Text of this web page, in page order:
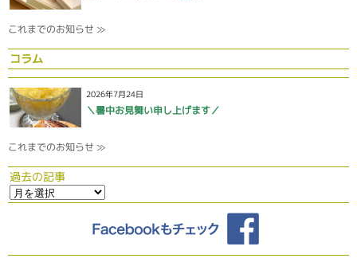
これまでのお知らせ ≫
コラム
2026年7月24日
＼暑中お見舞い申し上げます／
これまでのお知らせ ≫
過去の記事